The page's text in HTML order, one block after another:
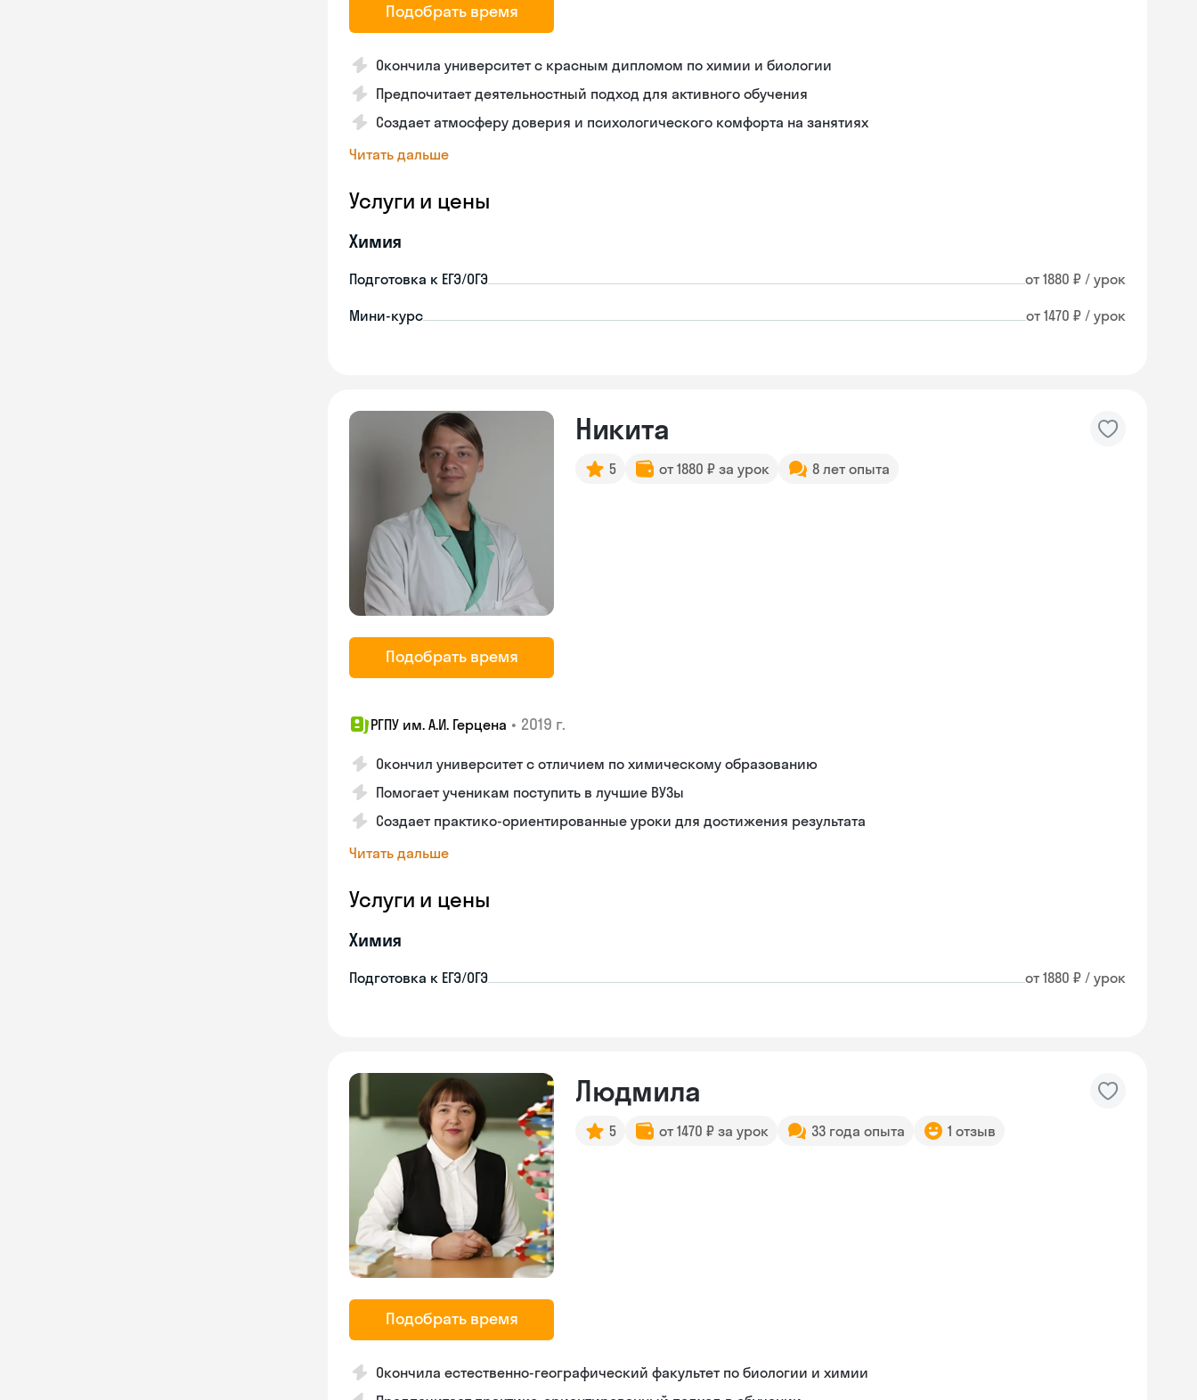
Подобрать время
Окончила университет с красным дипломом по химии и биологии
Предпочитает деятельностный подход для активного обучения
Создает атмосферу доверия и психологического комфорта на занятиях
Читать дальше
Услуги и цены
Химия
Подготовка к ЕГЭ/ОГЭ от 1880 ₽ / урок
Мини-курс от 1470 ₽ / урок
Подобрать время
Никита
5 от 1880 ₽ за урок 8 лет опыта
РГПУ им. А.И. Герцена • 2019 г.
Окончил университет с отличием по химическому образованию
Помогает ученикам поступить в лучшие ВУЗы
Создает практико-ориентированные уроки для достижения результата
Читать дальше
Услуги и цены
Химия
Подготовка к ЕГЭ/ОГЭ от 1880 ₽ / урок
Подобрать время
Людмила
5 от 1470 ₽ за урок 33 года опыта 1 отзыв
Окончила естественно-географический факультет по биологии и химииSkysmart Chat